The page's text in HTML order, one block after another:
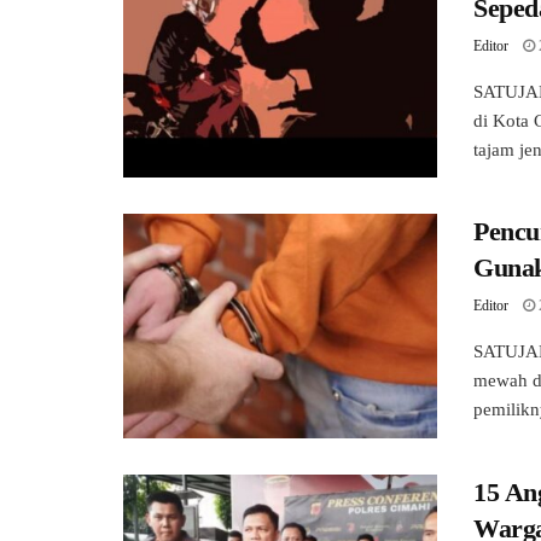
Editor
di Kota
tajam
Editor
mewah
15